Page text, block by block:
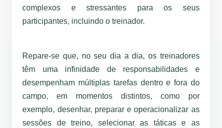
complexos e stressantes para os seus
participantes, incluindo o treinador.
Repare-se que, no seu dia a dia, os treinadores
têm uma infinidade de responsabilidades e
desempenham múltiplas tarefas dentro e fora do
campo, em momentos distintos, como por
exemplo, desenhar, preparar e operacionalizar as
sessões de treino, selecionar as táticas e as